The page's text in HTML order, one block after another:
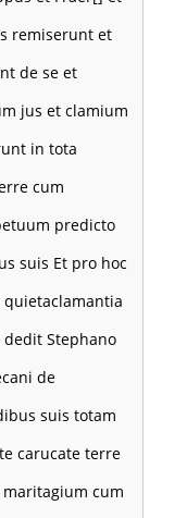
remiserunt et
de se et
jus et clamium
in tota
cum
predicto
suis Et pro hoc
Stephano
de
suis totam
carucate terre
cum